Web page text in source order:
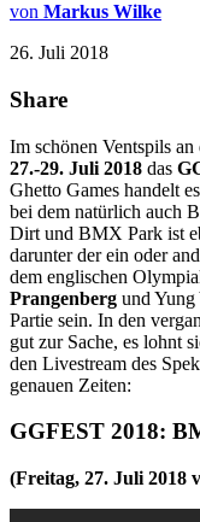
von Markus Wilke
26. Juli 2018
Share
Im schönen Ventspils
27.-29. Juli 2018 das
Ghetto Games handelt
bei dem natürlich auch
Dirt und BMX Park ist
darunter der ein oder
dem englischen
Prangenberg und Yung
Partie sein. In den
gut zur Sache, es lohnt
den Livestream des
genauen Zeiten:
GGFEST 2018:
(Freitag, 27. Juli 2018